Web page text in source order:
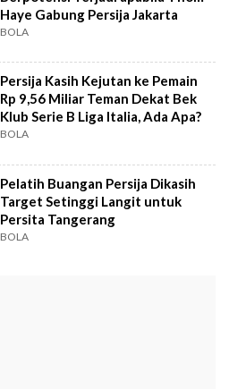
Haye Gabung Persija Jakarta
BOLA
Persija Kasih Kejutan ke Pemain
Rp 9,56 Miliar Teman Dekat Bek
Klub Serie B Liga Italia, Ada Apa?
BOLA
Pelatih Buangan Persija Dikasih
Target Setinggi Langit untuk
Persita Tangerang
BOLA